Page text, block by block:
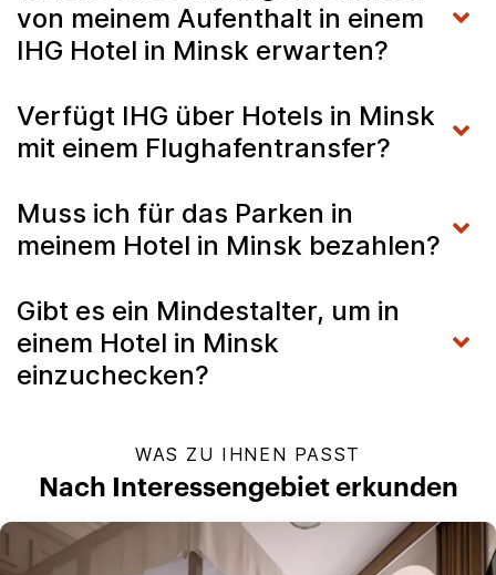
von meinem Aufenthalt in einem
IHG Hotel in Minsk erwarten?
Verfügt IHG über Hotels in Minsk
mit einem Flughafentransfer?
Muss ich für das Parken in
meinem Hotel in Minsk bezahlen?
Gibt es ein Mindestalter, um in
einem Hotel in Minsk
einzuchecken?
WAS ZU IHNEN PASST
Nach Interessengebiet erkunden